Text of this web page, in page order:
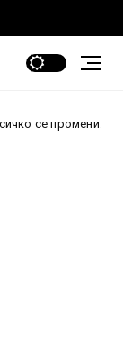
Как